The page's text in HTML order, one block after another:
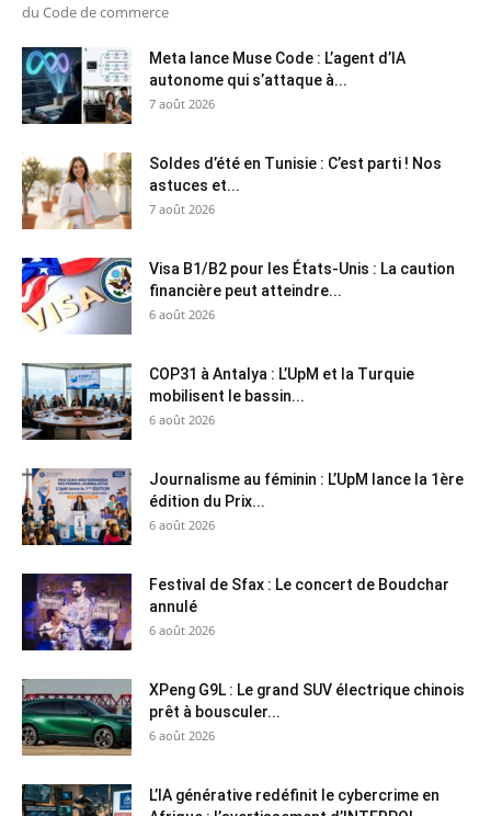
du Code de commerce
Meta lance Muse Code : L’agent d’IA
autonome qui s’attaque à...
7 août 2026
Soldes d’été en Tunisie : C’est parti ! Nos
astuces et...
7 août 2026
Visa B1/B2 pour les États-Unis : La caution
financière peut atteindre...
6 août 2026
COP31 à Antalya : L’UpM et la Turquie
mobilisent le bassin...
6 août 2026
Journalisme au féminin : L’UpM lance la 1ère
édition du Prix...
6 août 2026
Festival de Sfax : Le concert de Boudchar
annulé
6 août 2026
XPeng G9L : Le grand SUV électrique chinois
prêt à bousculer...
6 août 2026
L’IA générative redéfinit le cybercrime en